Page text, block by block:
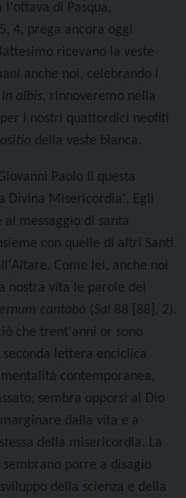
l'ottava di Pasqua,
5, 4, prega ancora oggi
ricevano la veste
anche noi, celebrando i
in albis, rinnoveremo nella
i nostri quattordici neofiti
della veste bianca.
Paolo II questa
Divina Misericordia'. Egli
messaggio di santa
con quelle di altri Santi
Come lei, anche noi
nostra vita le parole del
cantabo Sal 88 [88], 2).
che trent'anni or sono
seconda lettera enciclica
mentalità contemporanea,
sembra opporsi al Dio
dalla vita e a
della misericordia. La
porre a disagio
della scienza e della